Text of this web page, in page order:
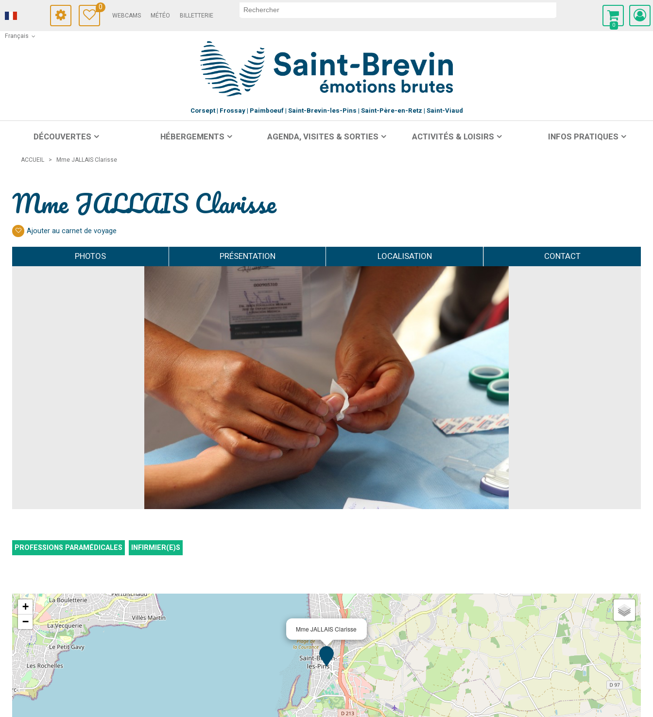
Français
0
WEBCAMS MÉTÉO BILLETTERIE
0
Corsept Frossay Paimboeuf Saint-Brevin-les-Pins Saint-Père-en-Retz Saint-Viaud
DÉCOUVERTES HÉBERGEMENTS AGENDA, VISITES & SORTIES ACTIVITÉS & LOISIRS INFOS PRATIQUES
ACCUEIL > Mme JALLAIS Clarisse
Mme JALLAIS Clarisse
Ajouter au carnet de voyage
PHOTOS PRÉSENTATION LOCALISATION CONTACT
PROFESSIONS PARAMÉDICALES INFIRMIER(E)S
Mme JALLAIS Clarisse
+
−